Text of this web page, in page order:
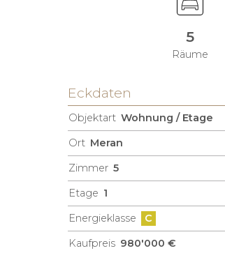
5
Räume
Eckdaten
Objektart Wohnung / Etage
Ort Meran
Zimmer 5
Etage 1
Energieklasse
C
Kaufpreis 980'000 €